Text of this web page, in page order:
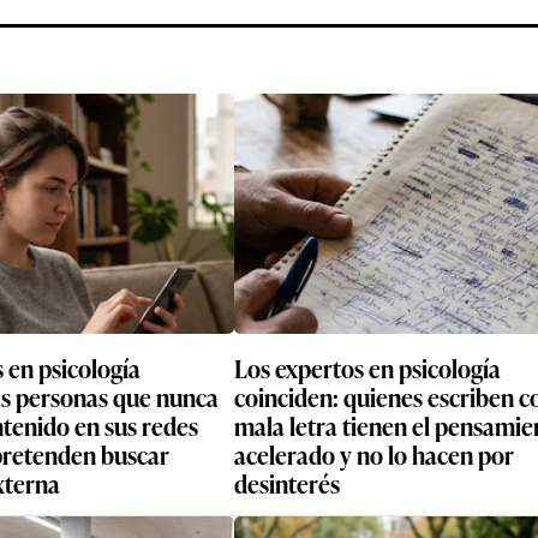
psicología
personas que nunca
en sus redes
buscar
Los expertos en psicología
coinciden: quienes escriben
mala letra tienen el
acelerado y no lo hacen por
desinterés